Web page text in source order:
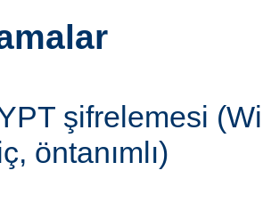
şifrelemesi
öntanımlı)